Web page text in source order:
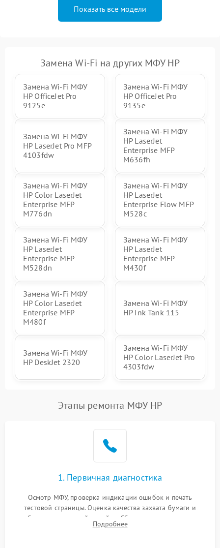
Показать все модели
Замена Wi-Fi на других МФУ HP
Замена Wi-Fi МФУ
HP OfficeJet Pro
9125e
Замена Wi-Fi МФУ
HP OfficeJet Pro
9135e
Замена Wi-Fi МФУ
HP LaserJet Pro MFP
4103fdw
Замена Wi-Fi МФУ
HP LaserJet
Enterprise MFP
M636fh
Замена Wi-Fi МФУ
HP Color LaserJet
Enterprise MFP
M776dn
Замена Wi-Fi МФУ
HP LaserJet
Enterprise Flow MFP
M528c
Замена Wi-Fi МФУ
HP LaserJet
Enterprise MFP
M528dn
Замена Wi-Fi МФУ
HP LaserJet
Enterprise MFP
M430f
Замена Wi-Fi МФУ
HP Color LaserJet
Enterprise MFP
M480f
Замена Wi-Fi МФУ
HP Ink Tank 115
Замена Wi-Fi МФУ
HP DeskJet 2320
Замена Wi-Fi МФУ
HP Color LaserJet Pro
4303fdw
Этапы ремонта МФУ HP
1. Первичная диагностика
Осмотр МФУ, проверка индикации ошибок и печать
тестовой страницы. Оценка качества захвата бумаги и
работы сканирующей линейки. Сбор данных о замятиях,
дефектах изображения или посторонних шумах при работе.
Подробнее